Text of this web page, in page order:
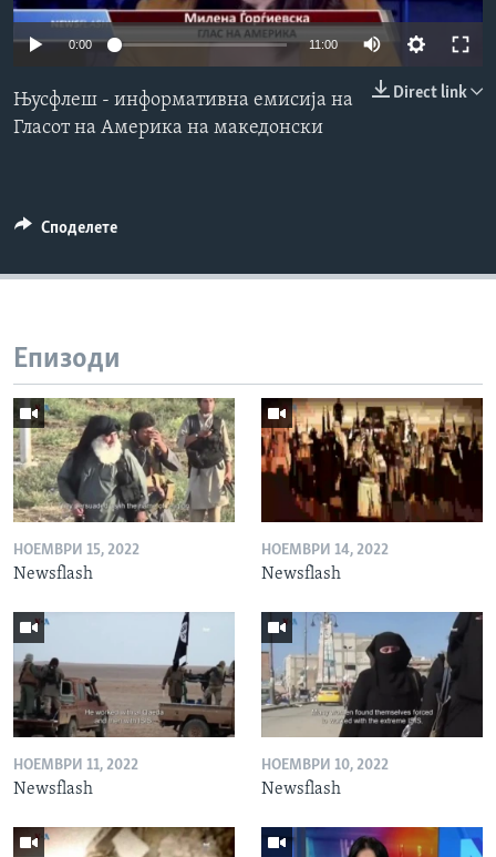
ИНТЕРВЈУА
Јазици
0:00 11:00
Direct link
Њусфлеш - информативна емисија на
Гласот на Америка на македонски
Споделете
Епизоди
НОЕМВРИ 15, 2022
Newsflash
НОЕМВРИ 14, 2022
Newsflash
НОЕМВРИ 11, 2022
Newsflash
НОЕМВРИ 10, 2022
Newsflash